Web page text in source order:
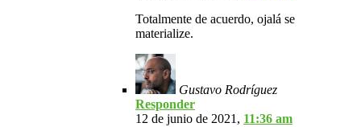
Totalmente de acuerdo, ojalá se
materialize.
Gustavo Rodríguez
Responder
12 de junio de 2021, 11:36 am